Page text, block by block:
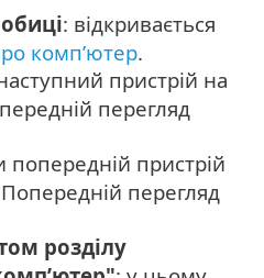
: відкривається
комп’ютер.
пристрій на
перегляд
попередній пристрій
перегляд
розділу